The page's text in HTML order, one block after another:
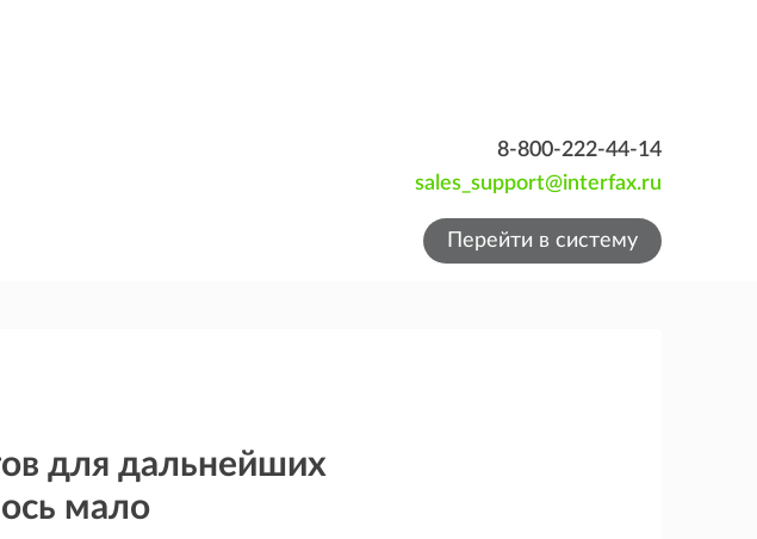
8-800-222-44-14
sales_support@interfax.ru
Перейти в систему
для дальнейших
мало